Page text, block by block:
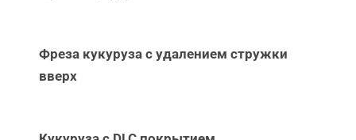
Фреза кукуруза с удалением стружки
вверх